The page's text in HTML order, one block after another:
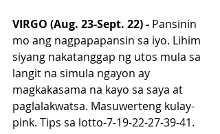
VIRGO (Aug. 23-Sept. 22) - Pansinin
mo ang nagpapapansin sa iyo. Lihim
siyang nakatanggap ng utos mula sa
langit na simula ngayon ay
magkakasama na kayo sa saya at
paglalakwatsa. Masuwerteng kulay-
pink. Tips sa lotto-7-19-22-27-39-41.